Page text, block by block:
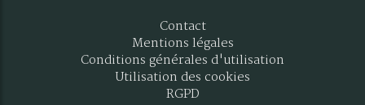
Contact
Mentions légales
Conditions générales d'utilisation
Utilisation des cookies
RGPD